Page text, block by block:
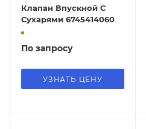
Клапан Впускной С
Сухарями 6745414060
По запросу
УЗНАТЬ ЦЕНУ